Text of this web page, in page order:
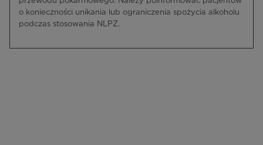
o konieczności unikania lub ograniczenia spożycia alkoholu
podczas stosowania NLPZ.